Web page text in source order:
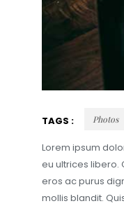
TAGS : Photos
Lorem ipsum
eu ultrices libero.
eros ac purus
mollis blandit.